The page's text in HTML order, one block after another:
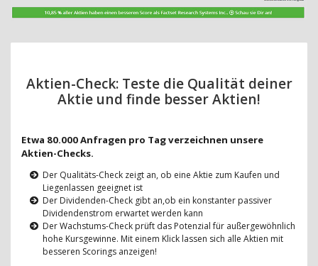
Aktien-Check: Teste die Qualität deiner
Aktie und finde besser Aktien!
Etwa 80.000 Anfragen pro Tag verzeichnen unsere
Aktien-Checks.
Der Qualitäts-Check zeigt an, ob eine Aktie zum Kaufen und
Liegenlassen geeignet ist
Der Dividenden-Check gibt an,ob ein konstanter passiver
Dividendenstrom erwartet werden kann
Der Wachstums-Check prüft das Potenzial für außergewöhnlich
hohe Kursgewinne. Mit einem Klick lassen sich alle Aktien mit
besseren Scorings anzeigen!